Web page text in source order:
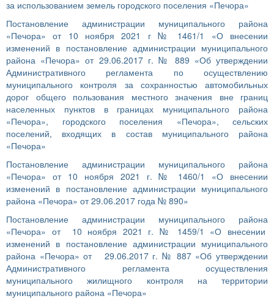
за использованием земель городского поселения «Печора»
Постановление администрации муниципального района
«Печора» от 10 ноября 2021 г № 1461/1 «О внесении
изменений в постановление администрации муниципального
района «Печора» от 29.06.2017 г. № 889 «Об утверждении
Административного регламента по осуществлению
муниципального контроля за сохранностью автомобильных
дорог общего пользования местного значения вне границ
населенных пунктов в границах муниципального района
«Печора», городского поселения «Печора», сельских
поселений, входящих в состав муниципального района
«Печора»
Постановление администрации муниципального района
«Печора» от 10 ноября 2021 г. № 1460/1 «О внесении
изменений в постановление администрации муниципального
района «Печора» от 29.06.2017 года № 890»
Постановление администрации муниципального района
«Печора» от 10 ноября 2021 г. № 1459/1 «О внесении
изменений в постановление администрации муниципального
района «Печора» от 29.06.2017 г. № 887 «Об утверждении
Административного регламента осуществления
муниципального жилищного контроля на территории
муниципального района «Печора»